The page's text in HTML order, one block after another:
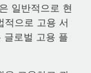
일반적으로 현
적으로 고용 서
글로벌 고용 플